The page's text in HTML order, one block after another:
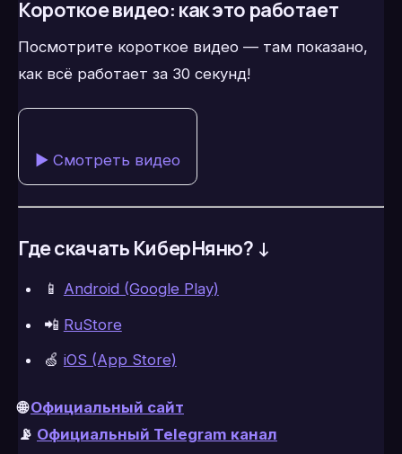
Короткое видео: как это работает
Посмотрите короткое видео — там показано,
как всё работает за 30 секунд!
▶️ Смотреть видео
Где скачать КиберНяню? ↓
📱 Android (Google Play)
📲 RuStore
🍏 iOS (App Store)
🌐Официальный сайт
📡 Официальный Telegram канал